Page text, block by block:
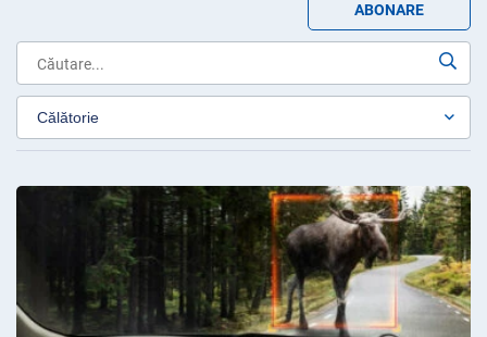
ABONARE